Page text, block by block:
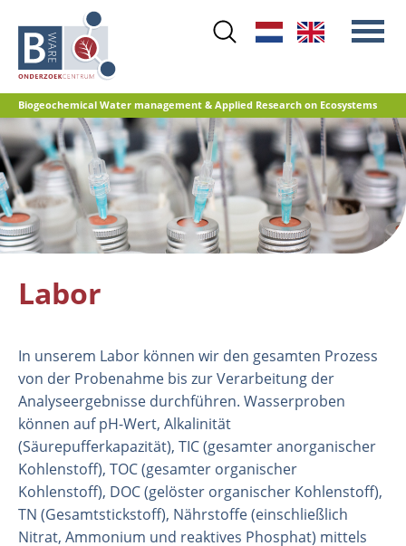
main
content
Biogeochemical Water management & Applied Research on Ecosystems
Main
menuStickstoff
Wasserqualität
Renaturierungsmanagement
Renaturierung Landwirtschaftlicher
Torfoxidation und
Labor
In unserem Labor können wir den gesamten Prozess
von der Probenahme bis zur Verarbeitung der
Analyseergebnisse durchführen. Wasserproben
können auf pH-Wert, Alkalinität
(Säurepufferkapazität), TIC (gesamter anorganischer
Kohlenstoff), TOC (gesamter organischer
Kohlenstoff), DOC (gelöster organischer Kohlenstoff),
TN (Gesamtstickstoff), Nährstoffe (einschließlich
Nitrat, Ammonium und reaktives Phosphat) mittels